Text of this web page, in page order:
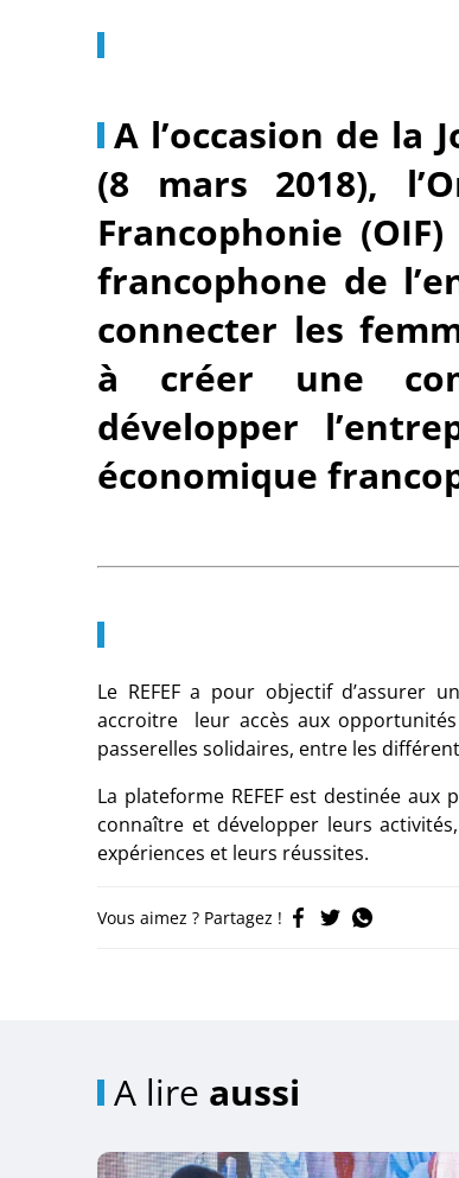
A l’occasion de la
(8 mars 2018),
Francophonie
francophone de
connecter les
à créer une
développer
économique
Le REFEF a pour objectif d’assurer
accroitre leur accès aux
passerelles solidaires, entre les
La plateforme REFEF est destinée
connaître et développer leurs
expériences et leurs réussites.
Vous aimez ? Partagez !
A lire aussi